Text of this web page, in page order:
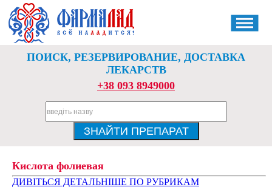
ПОИСК, РЕЗЕРВИРОВАНИЕ, ДОСТАВКА
ЛЕКАРСТВ
+38 093 8949000
Кислота фолиевая
ДИВІТЬСЯ ДЕТАЛЬНІШЕ ПО РУБРИКАМ